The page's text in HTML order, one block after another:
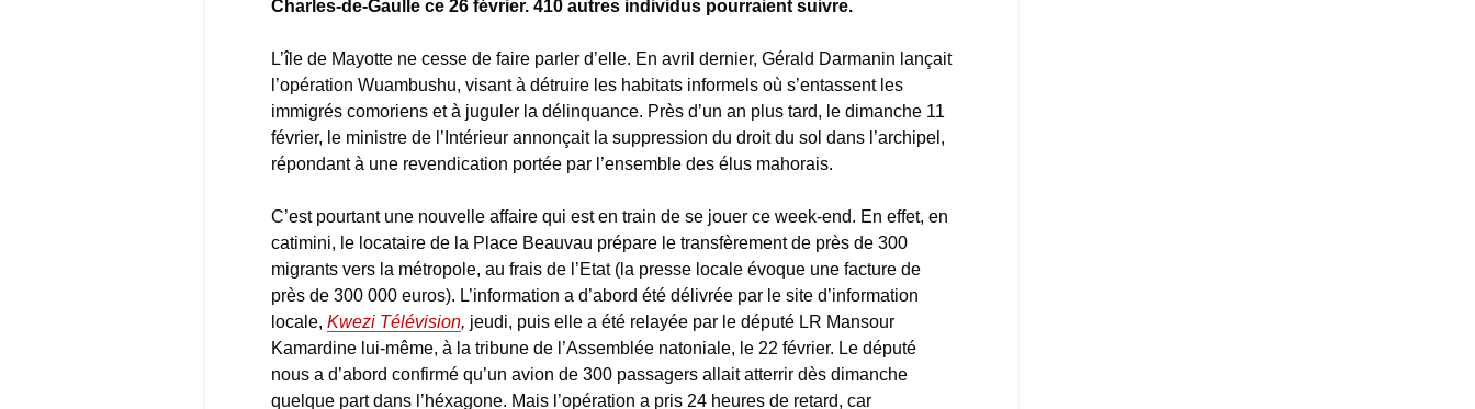
Charles-de-Gaulle ce 26 février. 410 autres individus pourraient suivre.
L’île de Mayotte ne cesse de faire parler d’elle. En avril dernier, Gérald Darmanin lançait
l’opération Wuambushu, visant à détruire les habitats informels où s’entassent les
immigrés comoriens et à juguler la délinquance. Près d’un an plus tard, le dimanche 11
février, le ministre de l’Intérieur annonçait la suppression du droit du sol dans l’archipel,
répondant à une revendication portée par l’ensemble des élus mahorais.
C’est pourtant une nouvelle affaire qui est en train de se jouer ce week-end. En effet, en
catimini, le locataire de la Place Beauvau prépare le transfèrement de près de 300
migrants vers la métropole, au frais de l’Etat (la presse locale évoque une facture de
près de 300 000 euros). L’information a d’abord été délivrée par le site d’information
locale, Kwezi Télévision, jeudi, puis elle a été relayée par le député LR Mansour
Kamardine lui-même, à la tribune de l’Assemblée natoniale, le 22 février. Le député
nous a d’abord confirmé qu’un avion de 300 passagers allait atterrir dès dimanche
quelque part dans l’héxagone. Mais l’opération a pris 24 heures de retard, car